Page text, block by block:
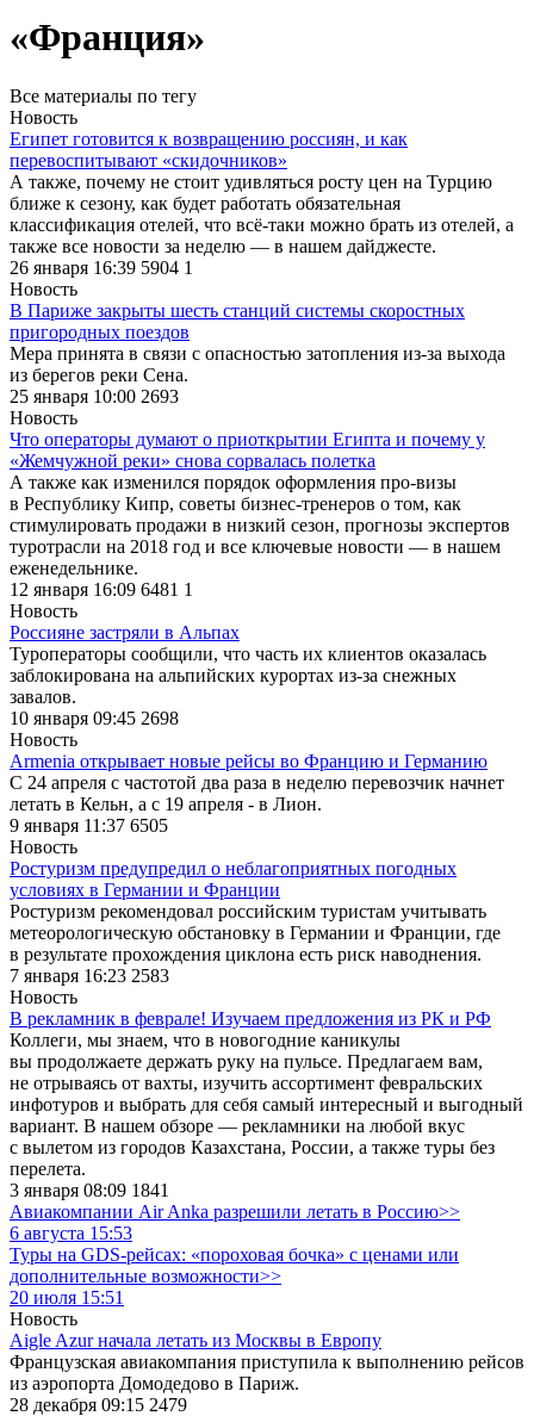
«Франция»
Все материалы по тегу
Новость
Египет готовится к возвращению россиян, и как
перевоспитывают «скидочников»
А также, почему не стоит удивляться росту цен на Турцию
ближе к сезону, как будет работать обязательная
классификация отелей, что всё-таки можно брать из отелей, а
также все новости за неделю — в нашем дайджесте.
26 января 16:39 5904 1
Новость
В Париже закрыты шесть станций системы скоростных
пригородных поездов
Мера принята в связи с опасностью затопления из-за выхода
из берегов реки Сена.
25 января 10:00 2693
Новость
Что операторы думают о приоткрытии Египта и почему у
«Жемчужной реки» снова сорвалась полетка
А также как изменился порядок оформления про-визы
в Республику Кипр, советы бизнес-тренеров о том, как
стимулировать продажи в низкий сезон, прогнозы экспертов
туротрасли на 2018 год и все ключевые новости — в нашем
еженедельнике.
12 января 16:09 6481 1
Новость
Россияне застряли в Альпах
Туроператоры сообщили, что часть их клиентов оказалась
заблокирована на альпийских курортах из-за снежных
завалов.
10 января 09:45 2698
Новость
Armenia открывает новые рейсы во Францию и Германию
С 24 апреля с частотой два раза в неделю перевозчик начнет
летать в Кельн, а с 19 апреля - в Лион.
9 января 11:37 6505
Новость
Ростуризм предупредил о неблагоприятных погодных
условиях в Германии и Франции
Ростуризм рекомендовал российским туристам учитывать
метеорологическую обстановку в Германии и Франции, где
в результате прохождения циклона есть риск наводнения.
7 января 16:23 2583
Новость
В рекламник в феврале! Изучаем предложения из РК и РФ
Коллеги, мы знаем, что в новогодние каникулы
вы продолжаете держать руку на пульсе. Предлагаем вам,
не отрываясь от вахты, изучить ассортимент февральских
инфотуров и выбрать для себя самый интересный и выгодный
вариант. В нашем обзоре — рекламники на любой вкус
с вылетом из городов Казахстана, России, а также туры без
перелета.
3 января 08:09 1841
Авиакомпании Air Anka разрешили летать в Россию>>
6 августа 15:53
Туры на GDS-рейсах: «пороховая бочка» с ценами или
дополнительные возможности>>
20 июля 15:51
Новость
Aigle Azur начала летать из Москвы в Европу
Французская авиакомпания приступила к выполнению рейсов
из аэропорта Домодедово в Париж.
28 декабря 09:15 2479